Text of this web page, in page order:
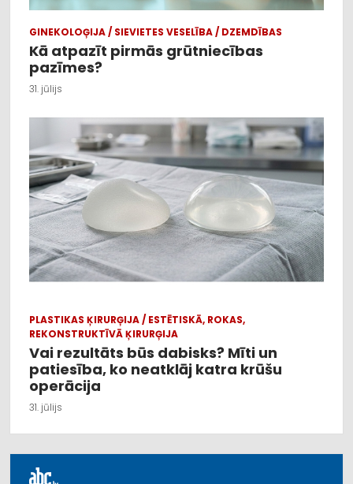
GINEKOLOĢIJA / SIEVIETES VESELĪBA / DZEMDĪBAS
Kā atpazīt pirmās grūtniecības
pazīmes?
31. jūlijs
PLASTIKAS ĶIRURĢIJA / ESTĒTISKĀ, ROKAS,
REKONSTRUKTĪVĀ ĶIRURĢIJA
Vai rezultāts būs dabisks? Mīti un
patiesība, ko neatklāj katra krūšu
operācija
31. jūlijs